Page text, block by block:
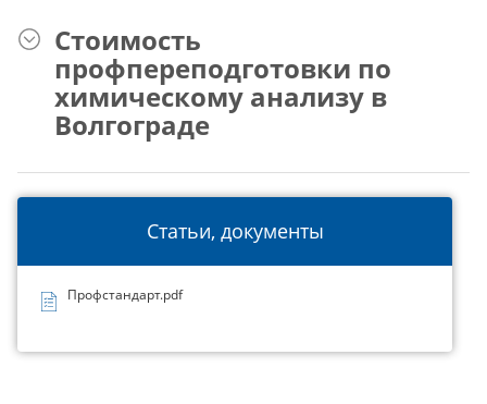
Статьи, документы
Профстандарт.pdf
Стоимость
профпереподготовки по
химическому анализу в
Волгограде